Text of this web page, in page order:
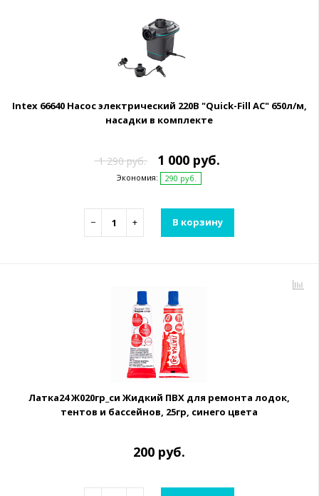
Intex 66640 Насос электрический 220В "Quick-Fill AC" 650л/м,
насадки в комплекте
1 290 руб. 1 000 руб.
Экономия: 290 руб.
− + В корзину
Латка24 Ж020гр_си Жидкий ПВХ для ремонта лодок,
тентов и бассейнов, 25гр, синего цвета
200 руб.